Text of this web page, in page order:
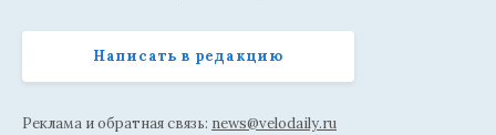
Написать в редакцию
Реклама и обратная связь: news@velodaily.ru